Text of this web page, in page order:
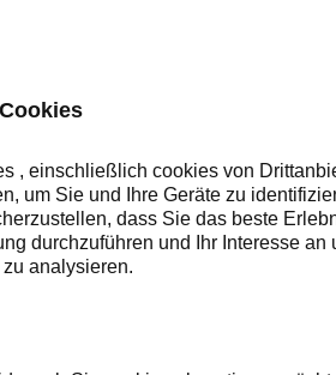
SIND ALLE TEILE
VERSCHLEISS Z